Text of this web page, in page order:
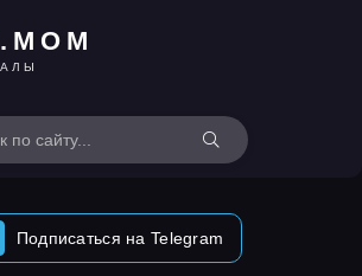
.MOM
Подписаться на Telegram